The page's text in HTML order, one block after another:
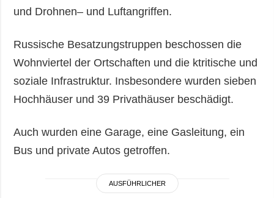
und Drohnen– und Luftangriffen.
Russische Besatzungstruppen beschossen die
Wohnviertel der Ortschaften und die ktritische und
soziale Infrastruktur. Insbesondere wurden sieben
Hochhäuser und 39 Privathäuser beschädigt.
Auch wurden eine Garage, eine Gasleitung, ein
Bus und private Autos getroffen.
AUSFÜHRLICHER